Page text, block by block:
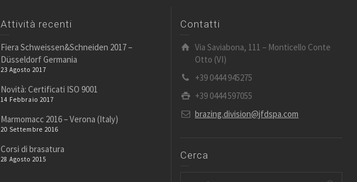
Attività recenti
Fiera Schweissen&Schneiden 2017 –
Düsseldorf Germania
23 Agosto 2017
Novità: Certificati ISO 9001
14 Febbraio 2017
Marmomacc 2016 – Verona (Italy)
20 Settembre 2016
Corsi di brasatura
28 Agosto 2015
Contatti
Via Saviabona, 111 – Monticello Conte
Otto (VI)
+39 0444 945275
+39 0444 597055
brazing.division@jfdspa.com
Cerca